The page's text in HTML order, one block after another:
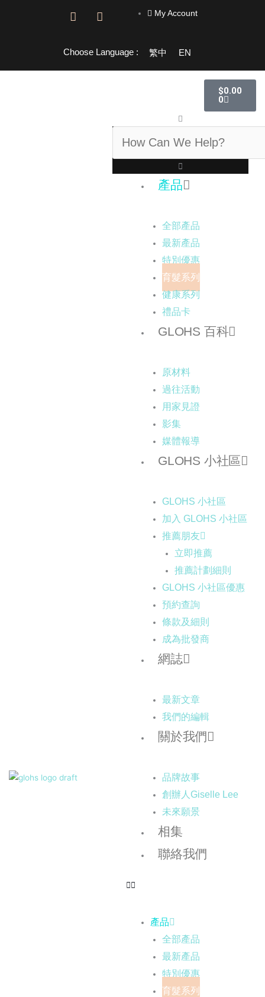
F
e
o
I
t
g
My Account
Choose Language : 繁中 EN
$0.00
0
購
物
籃
產品
全部產品
最新產品
特別優惠
育髮系列
健康系列
禮品卡
GLOHS 百科
原材料
過往活動
用家見證
影集
媒體報導
GLOHS 小社區
GLOHS 小社區
加入 GLOHS 小社區
推薦朋友
立即推薦
推薦計劃細則
GLOHS 小社區優惠
預約查詢
條款及細則
成為批發商
網誌
最新文章
我們的編輯
關於我們
品牌故事
創辦人Giselle Lee
未來願景
相集
聯絡我們
產品
全部產品
最新產品
特別優惠
育髮系列